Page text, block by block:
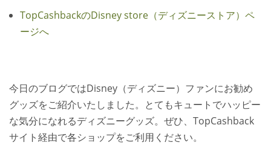
TopCashbackのDisney store（ディズニーストア）ペ
ージへ
今日のブログではDisney（ディズニー）ファンにお勧め
グッズをご紹介いたしました。とてもキュートでハッピー
な気分になれるディズニーグッズ。ぜひ、TopCashback
サイト経由で各ショップをご利用ください。